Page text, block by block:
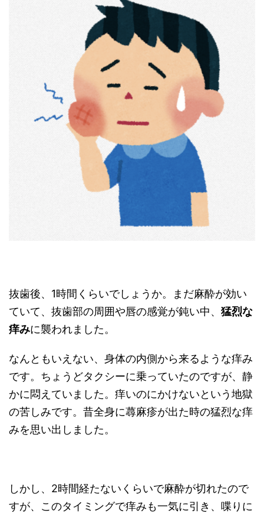
抜歯後、1時間くらいでしょうか。まだ麻酔が効い
ていて、抜歯部の周囲や唇の感覚が鈍い中、 猛烈な
痒みに襲われました。
なんともいえない、身体の内側から来るような痒み
です。ちょうどタクシーに乗っていたのですが、静
かに悶えていました。痒いのにかけないという地獄
の苦しみです。昔全身に蕁麻疹が出た時の猛烈な痒
みを思い出しました。
しかし、2時間経たないくらいで麻酔が切れたので
すが、このタイミングで痒みも一気に引き、喋りに